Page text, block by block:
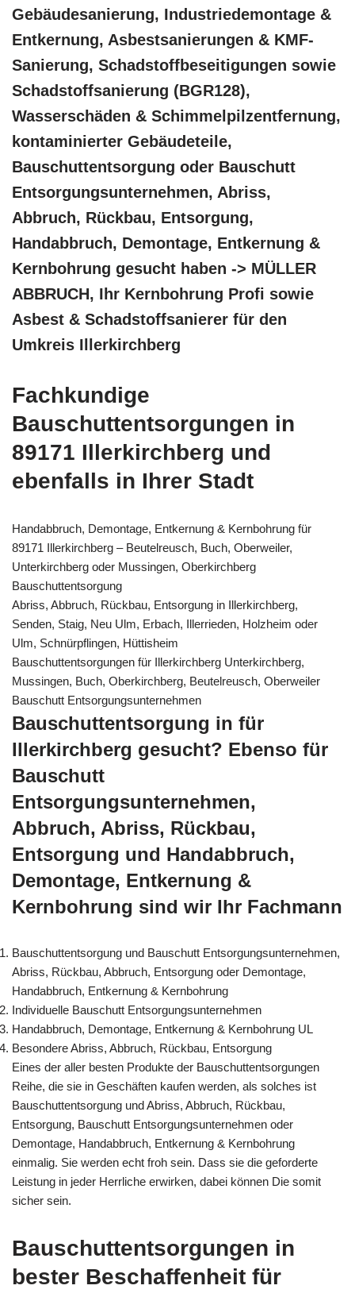
Gebäudesanierung, Industriedemontage &
Entkernung, Asbestsanierungen & KMF-
Sanierung, Schadstoffbeseitigungen sowie
Schadstoffsanierung (BGR128),
Wasserschäden & Schimmelpilzentfernung,
kontaminierter Gebäudeteile,
Bauschuttentsorgung oder Bauschutt
Entsorgungsunternehmen, Abriss,
Abbruch, Rückbau, Entsorgung,
Handabbruch, Demontage, Entkernung &
Kernbohrung gesucht haben -> MÜLLER
ABBRUCH, Ihr Kernbohrung Profi sowie
Asbest & Schadstoffsanierer für den
Umkreis Illerkirchberg
Fachkundige
Bauschuttentsorgungen in
89171 Illerkirchberg und
ebenfalls in Ihrer Stadt
Handabbruch, Demontage, Entkernung & Kernbohrung für
89171 Illerkirchberg – Beutelreusch, Buch, Oberweiler,
Unterkirchberg oder Mussingen, Oberkirchberg
Bauschuttentsorgung
Abriss, Abbruch, Rückbau, Entsorgung in Illerkirchberg,
Senden, Staig, Neu Ulm, Erbach, Illerrieden, Holzheim oder
Ulm, Schnürpflingen, Hüttisheim
Bauschuttentsorgungen für Illerkirchberg Unterkirchberg,
Mussingen, Buch, Oberkirchberg, Beutelreusch, Oberweiler
Bauschutt Entsorgungsunternehmen
Bauschuttentsorgung in für
Illerkirchberg gesucht? Ebenso für
Bauschutt
Entsorgungsunternehmen,
Abbruch, Abriss, Rückbau,
Entsorgung und Handabbruch,
Demontage, Entkernung &
Kernbohrung sind wir Ihr Fachmann
Bauschuttentsorgung und Bauschutt Entsorgungsunternehmen,
Abriss, Rückbau, Abbruch, Entsorgung oder Demontage,
Handabbruch, Entkernung & Kernbohrung
Individuelle Bauschutt Entsorgungsunternehmen
Handabbruch, Demontage, Entkernung & Kernbohrung UL
Besondere Abriss, Abbruch, Rückbau, Entsorgung
Eines der aller besten Produkte der Bauschuttentsorgungen
Reihe, die sie in Geschäften kaufen werden, als solches ist
Bauschuttentsorgung und Abriss, Abbruch, Rückbau,
Entsorgung, Bauschutt Entsorgungsunternehmen oder
Demontage, Handabbruch, Entkernung & Kernbohrung
einmalig. Sie werden echt froh sein. Dass sie die geforderte
Leistung in jeder Herrliche erwirken, dabei können Die somit
sicher sein.
Bauschuttentsorgungen in
bester Beschaffenheit für